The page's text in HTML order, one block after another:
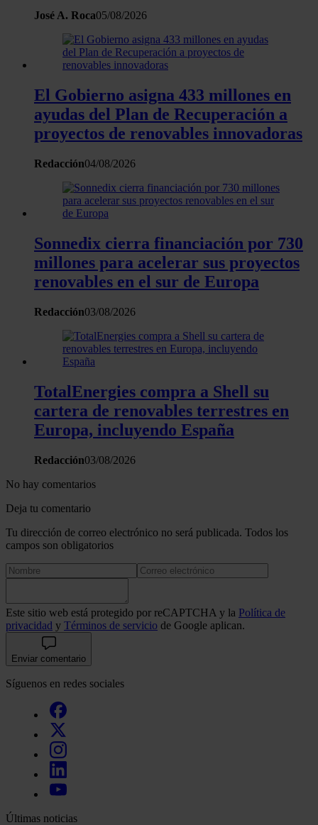
sociales, publicidad y análisis web, quienes pueden
con otra información que les haya proporcionado o que
recopilado a partir del uso que haya hecho de sus servicios.
José A. Roca05/08/2026
El Gobierno asigna 433 millones en
ayudas del Plan de Recuperación a
proyectos de renovables innovadoras
Redacción04/08/2026
Sonnedix cierra financiación por 730
millones para acelerar sus proyectos
renovables en el sur de Europa
Redacción03/08/2026
TotalEnergies compra a Shell su
cartera de renovables terrestres en
Europa, incluyendo España
Redacción03/08/2026
No hay comentarios
Deja tu comentario
Tu dirección de correo electrónico no será publicada. Todos los
campos son obligatorios
Este sitio web está protegido por reCAPTCHA y la Política de
privacidad y Términos de servicio de Google aplican.
Enviar comentario
Síguenos en redes sociales
Últimas noticias